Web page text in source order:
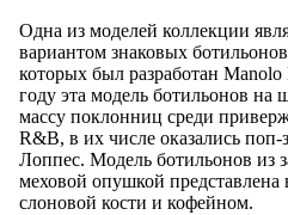
Одна из моделей коллекции
вариантом знаковых
которых был разработан
году эта модель ботильонов на
массу поклонниц среди
R&B, в их числе оказались
Лоппес. Модель ботильонов из
меховой опушкой представлена
слоновой кости и кофейном.